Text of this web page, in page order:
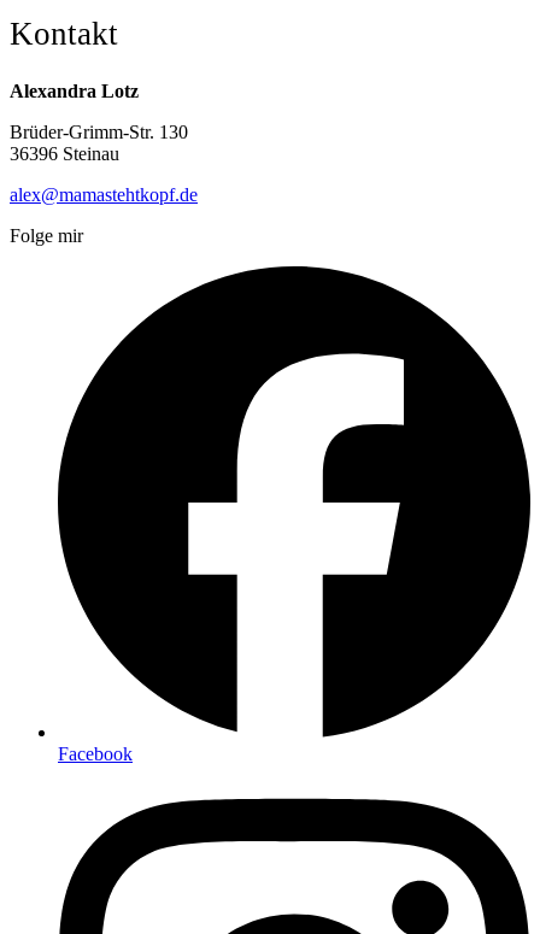
Kontakt
Alexandra Lotz
Brüder-Grimm-Str. 130
36396 Steinau
alex@mamastehtkopf.de
Folge mir
Facebook